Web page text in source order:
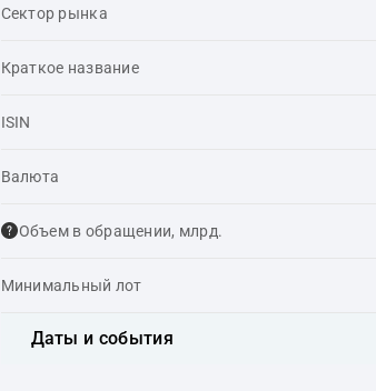
Сектор рынка
Краткое название
ISIN
Валюта
Объем в обращении, млрд.
Минимальный лот
Даты и события